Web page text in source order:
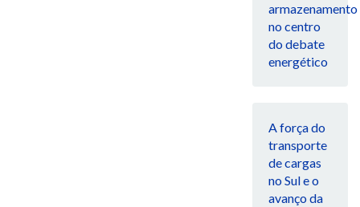
armazenamento
no centro
do debate
energético
A força do
transporte
de cargas
no Sul e o
avanço da